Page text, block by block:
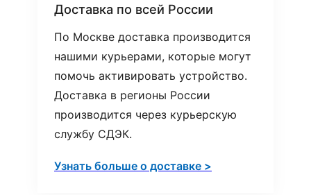
Доставка по всей России
По Москве доставка производится
нашими курьерами, которые могут
помочь активировать устройство.
Доставка в регионы России
производится через курьерскую
службу СДЭК.
Узнать больше о доставке >